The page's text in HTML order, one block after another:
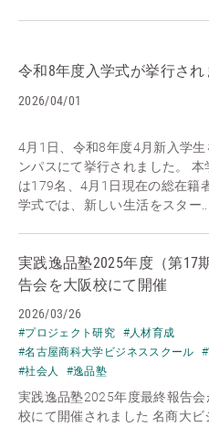
令和8年度入学式が挙行され
2026/04/01
4月1日、令和8年度4月新入学
ンパスにて挙行されました。
は179名、4月1日現在の総在籍
学式では、新しい生活をスター...
実践逸品塾2025年度（第17
告会を大阪校にて開催
2026/03/26
#プロジェクト研究
#人材育成
#名古屋商科大学ビジネススクール
#社会人
#逸品塾
実践逸品塾2025年度最終報告
校にて開催されました 名商大